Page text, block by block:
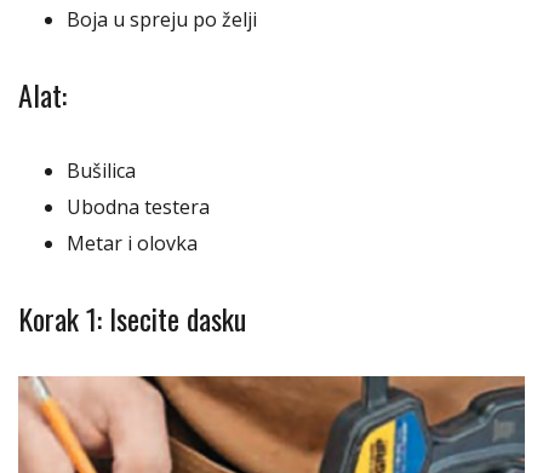
Boja u spreju po želji
Alat:
Bušilica
Ubodna testera
Metar i olovka
Korak 1: Isecite dasku